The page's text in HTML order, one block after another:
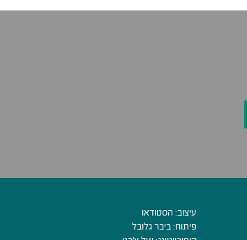
עיצוב: הסטודאו
פיתוח:ביבר גלובל